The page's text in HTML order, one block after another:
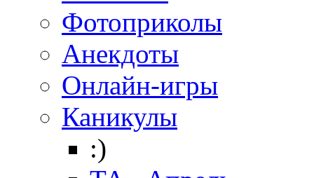
Фотоприколы
Анекдоты
Онлайн-игры
Каникулы
:)